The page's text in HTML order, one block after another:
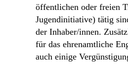
öffentlichen oder freien
Jugendinitiative) tätig
der Inhaber/innen.
für das ehrenamtliche
auch einige